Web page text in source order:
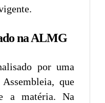
na ALMG
por uma
que
a matéria. Na